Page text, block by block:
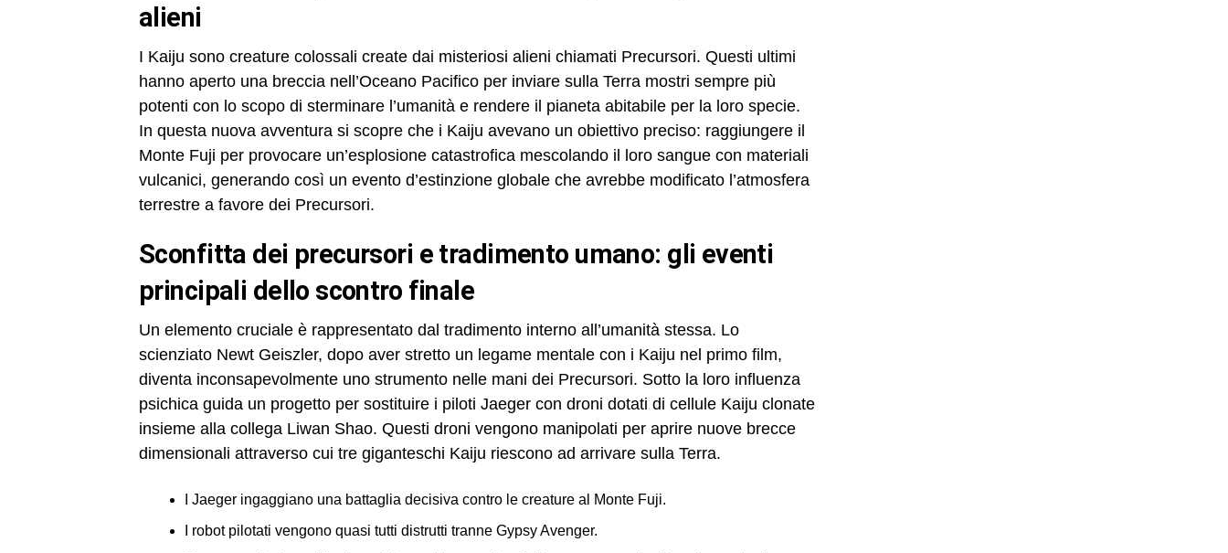
alieni
I Kaiju sono creature colossali create dai misteriosi alieni chiamati Precursori. Questi ultimi
hanno aperto una breccia nell’Oceano Pacifico per inviare sulla Terra mostri sempre più
potenti con lo scopo di sterminare l’umanità e rendere il pianeta abitabile per la loro specie.
In questa nuova avventura si scopre che i Kaiju avevano un obiettivo preciso: raggiungere il
Monte Fuji per provocare un’esplosione catastrofica mescolando il loro sangue con materiali
vulcanici, generando così un evento d’estinzione globale che avrebbe modificato l’atmosfera
terrestre a favore dei Precursori.
sconfitta dei precursori e tradimento umano: gli eventi
principali dello scontro finale
Un elemento cruciale è rappresentato dal tradimento interno all’umanità stessa. Lo
scienziato Newt Geiszler, dopo aver stretto un legame mentale con i Kaiju nel primo film,
diventa inconsapevolmente uno strumento nelle mani dei Precursori. Sotto la loro influenza
psichica guida un progetto per sostituire i piloti Jaeger con droni dotati di cellule Kaiju clonate
insieme alla collega Liwan Shao. Questi droni vengono manipolati per aprire nuove brecce
dimensionali attraverso cui tre giganteschi Kaiju riescono ad arrivare sulla Terra.
I Jaeger ingaggiano una battaglia decisiva contro le creature al Monte Fuji.
I robot pilotati vengono quasi tutti distrutti tranne Gypsy Avenger.